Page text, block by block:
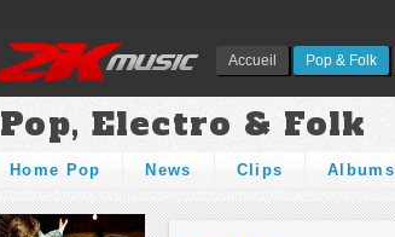
Accueil Pop & Folk
Pop, Electro & Folk
Home Pop News Clips Albums